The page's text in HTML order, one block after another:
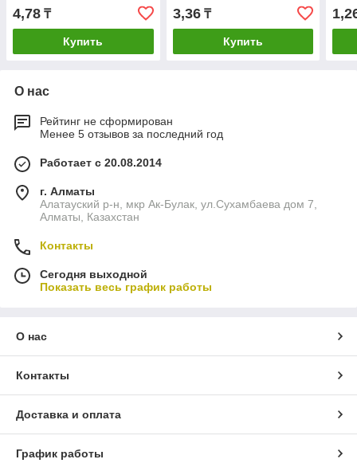
4,78 ₸
Купить
3,36₸
Купить
О нас
Рейтинг не сформирован
Менее 5 отзывов за последний год
Работает с 20.08.2014
г. Алматы
Алатауский р-н, мкр Ак-Булак, ул.Cухамбаева дом 7,
Алматы, Казахстан
Контакты
Сегодня выходной
Показать весь график работы
О нас
Контакты
Доставка и оплата
График работы